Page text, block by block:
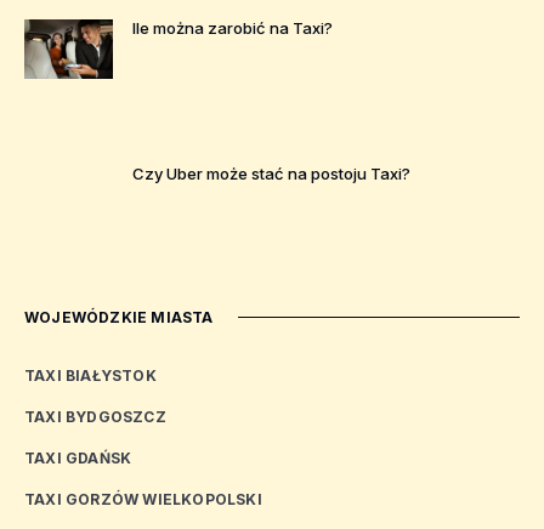
Ile można zarobić na Taxi?
Czy Uber może stać na postoju Taxi?
WOJEWÓDZKIE MIASTA
TAXI BIAŁYSTOK
TAXI BYDGOSZCZ
TAXI GDAŃSK
TAXI GORZÓW WIELKOPOLSKI